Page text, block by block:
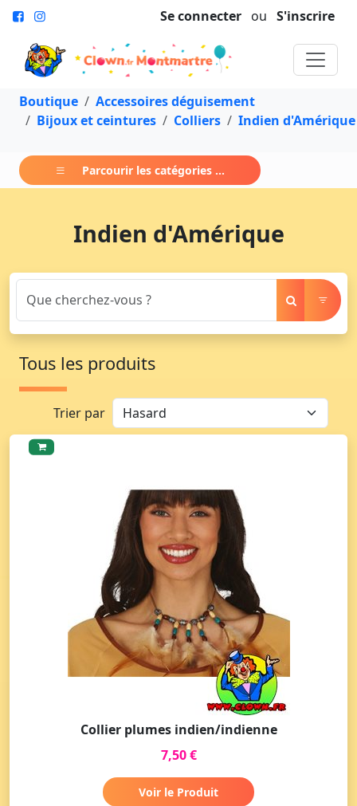
Se connecter ou S'inscrire
Boutique
Accessoires déguisement
Bijoux et ceintures
Colliers Indien d'Amérique
Parcourir les catégories ...
Indien d'Amérique
Tous les produits
Trier par
Collier plumes indien/indienne
7,50 €
Voir le Produit